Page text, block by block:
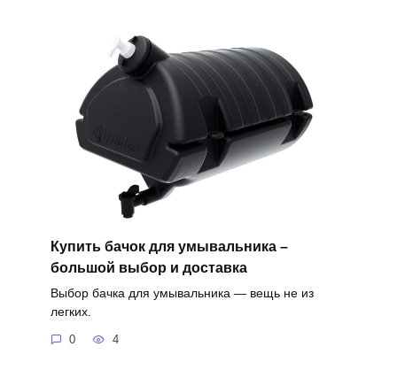
Купить бачок для умывальника –
большой выбор и доставка
Выбор бачка для умывальника — вещь не из
легких.
0 4